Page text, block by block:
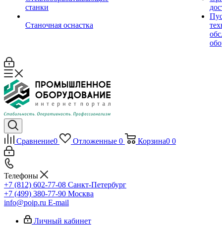
станки
Станочная оснастка
Сравнение0 Отложенные 0 Корзина0 0
Телефоны
+7 (812) 602-77-08 Санкт-Петербург
+7 (499) 380-77-90 Москва
info@poip.ru E-mail
Личный кабинет